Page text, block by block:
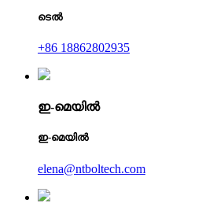
ടെൽ
+86 18862802935
ഇ-മെയിൽ
ഇ-മെയിൽ
elena@ntboltech.com